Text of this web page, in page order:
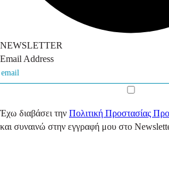
NEWSLETTER
Email Address
Έχω διαβάσει την Πολιτική Προστασίας
και συναινώ στην εγγραφή μου στο